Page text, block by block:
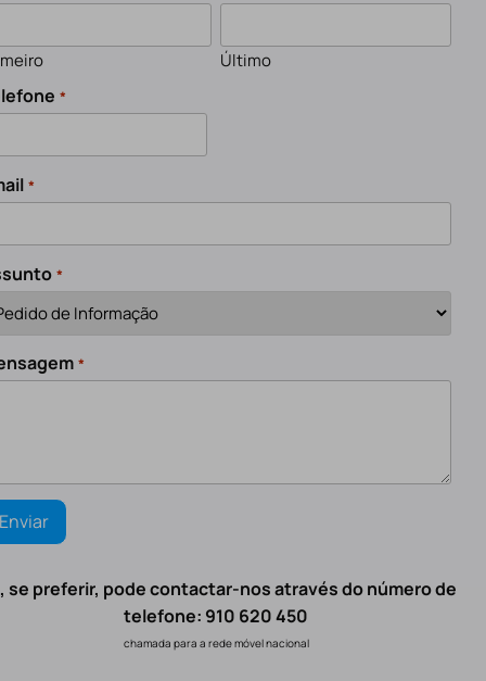
Último
*
*
*
*
se preferir, pode contactar-nos através do número de
telefone: 910 620 450
chamada para a rede móvel nacional